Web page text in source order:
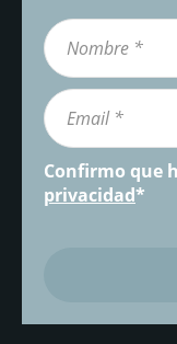
Confirmo que
privacidad*